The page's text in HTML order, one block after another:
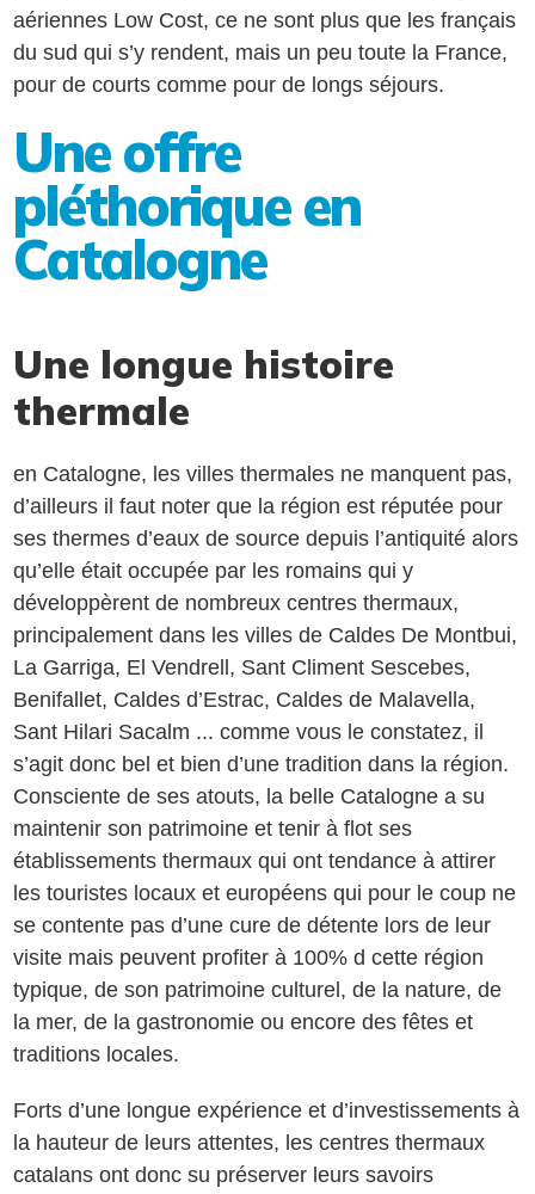
aériennes Low Cost, ce ne sont plus que les français
du sud qui s’y rendent, mais un peu toute la France,
pour de courts comme pour de longs séjours.
Une offre
pléthorique en
Catalogne
Une longue histoire
thermale
en Catalogne, les villes thermales ne manquent pas,
d’ailleurs il faut noter que la région est réputée pour
ses thermes d’eaux de source depuis l’antiquité alors
qu’elle était occupée par les romains qui y
développèrent de nombreux centres thermaux,
principalement dans les villes de Caldes De Montbui,
La Garriga, El Vendrell, Sant Climent Sescebes,
Benifallet, Caldes d’Estrac, Caldes de Malavella,
Sant Hilari Sacalm ... comme vous le constatez, il
s’agit donc bel et bien d’une tradition dans la région.
Consciente de ses atouts, la belle Catalogne a su
maintenir son patrimoine et tenir à flot ses
établissements thermaux qui ont tendance à attirer
les touristes locaux et européens qui pour le coup ne
se contente pas d’une cure de détente lors de leur
visite mais peuvent profiter à 100% d cette région
typique, de son patrimoine culturel, de la nature, de
la mer, de la gastronomie ou encore des fêtes et
traditions locales.
Forts d’une longue expérience et d’investissements à
la hauteur de leurs attentes, les centres thermaux
catalans ont donc su préserver leurs savoirs